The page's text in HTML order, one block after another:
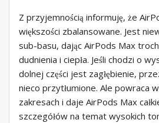
Z przyjemnością informuję, że
większości zbalansowane. Jest
sub-basu, dając AirPods Max
dudnienia i ciepła. Jeśli chodzi o
dolnej części jest zagłębienie,
nieco przytłumione. Ale powraca
zakresach i daje AirPods Max
szczegółów na temat wysokich